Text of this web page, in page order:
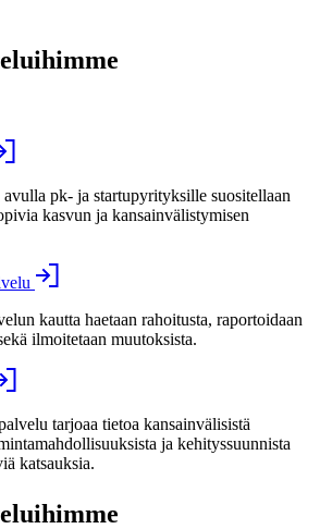
pk- ja startupyrityksille suositellaan
kasvun ja kansainvälistymisen
kautta haetaan rahoitusta, raportoidaan
ilmoitetaan muutoksista.
tarjoaa tietoa kansainvälisistä
ja kehityssuunnista
katsauksia.